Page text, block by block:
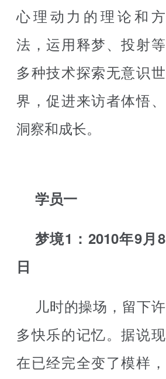
心理动力的理论和方
法，运用释梦、投射等
多种技术探索无意识世
界，促进来访者体悟、
洞察和成长。
学员一
梦境1：2010年9月8
日
儿时的操场，留下许
多快乐的记忆。据说现
在已经完全变了模样，